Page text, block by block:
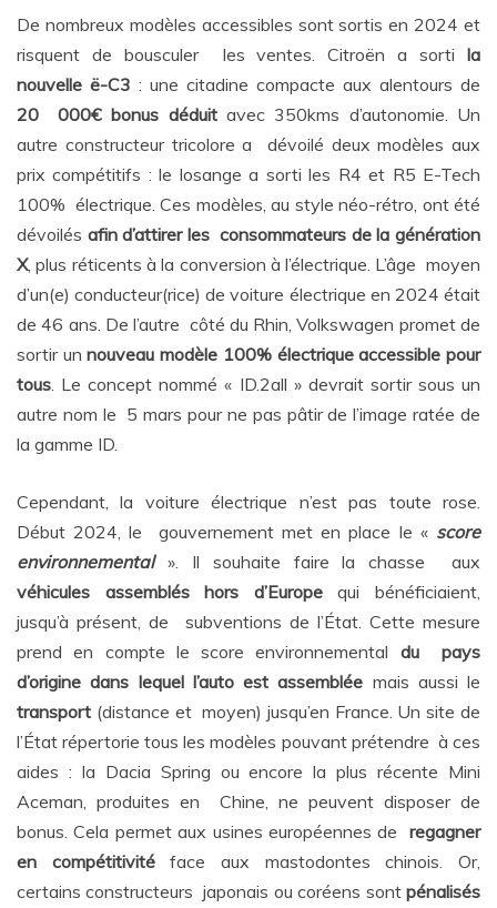
De nombreux modèles accessibles sont sortis en 2024 et
risquent de bousculer les ventes. Citroën a sorti la
nouvelle ë-C3 : une citadine compacte aux alentours de
20 000€ bonus déduit avec 350kms d’autonomie. Un
autre constructeur tricolore a dévoilé deux modèles aux
prix compétitifs : le losange a sorti les R4 et R5 E-Tech
100% électrique. Ces modèles, au style néo-rétro, ont été
dévoilés afin d’attirer les consommateurs de la génération
X, plus réticents à la conversion à l’électrique. L’âge moyen
d’un(e) conducteur(rice) de voiture électrique en 2024 était
de 46 ans. De l’autre côté du Rhin, Volkswagen promet de
sortir unnouveau modèle 100% électriqueaccessible pour
tous. Le concept nommé « ID.2all » devrait sortir sous un
autre nom le 5 mars pour ne pas pâtir de l’image ratée de
la gamme ID.
Cependant, la voiture électrique n’est pas toute rose.
Début 2024, le gouvernement met en place le « score
environnemental ». Il souhaite faire la chasse aux
véhicules assemblés hors d’Europequi bénéficiaient,
jusqu’à présent, de subventions de l’État. Cette mesure
prend en compte le score environnemental du pays
d’origine dans lequel l’auto est assemblée mais aussi le
transport (distance et moyen) jusqu’en France. Un site de
l’État répertorie tous les modèles pouvant prétendre à ces
aides : la Dacia Spring ou encore la plus récente Mini
Aceman, produites en Chine, ne peuvent disposer de
bonus. Cela permet aux usines européennes de regagner
en compétitivitéface aux mastodontes chinois. Or,
certains constructeurs japonais ou coréens sont pénalisés